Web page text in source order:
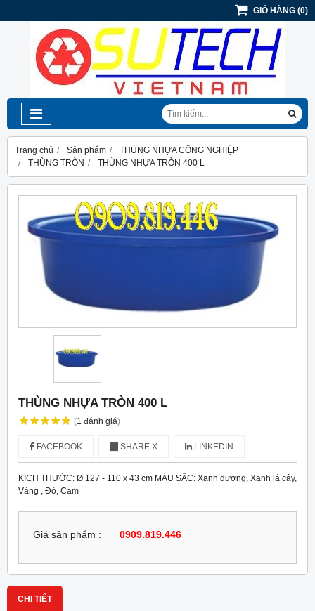
GIỎ HÀNG (0)
Trang chủ Sản phẩm
THÙNG NHỰA CÔNG NGHIỆP
THÙNG TRÒN
THÙNG NHỰA TRÒN 400 L
THÙNG NHỰA TRÒN 400 L
(1 đánh giá)
FACEBOOK SHARE X LINKEDIN
KÍCH THƯỚC: Ø 127 - 110 x 43 cm MÀU SẮC: Xanh dương, Xanh lá cây,
Vàng , Đỏ, Cam
Giá sản phẩm : 0909.819.446
CHI TIẾT